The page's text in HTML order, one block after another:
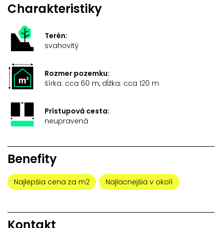
Charakteristiky
Terén:
svahovitý
Rozmer pozemku:
šírka: cca 60 m, dĺžka: cca 120 m
Prístupová cesta:
neupravená
Benefity
Najlepšia cena za m2 Najlacnejšia v okolí